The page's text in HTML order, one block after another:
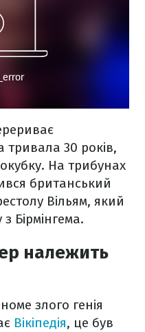
тривала 30 років,
На трибунах
британський
Вільям, який
Бірмінгема.
належить
злого генія
Вікіпедія, це був